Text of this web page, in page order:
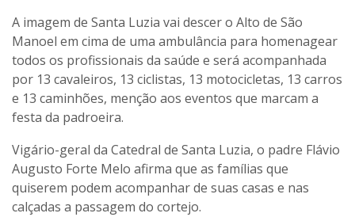
A imagem de Santa Luzia vai descer o Alto de São
Manoel em cima de uma ambulância para homenagear
todos os profissionais da saúde e será acompanhada
por 13 cavaleiros, 13 ciclistas, 13 motocicletas, 13 carros
e 13 caminhões, menção aos eventos que marcam a
festa da padroeira.
Vigário-geral da Catedral de Santa Luzia, o padre Flávio
Augusto Forte Melo afirma que as famílias que
quiserem podem acompanhar de suas casas e nas
calçadas a passagem do cortejo.